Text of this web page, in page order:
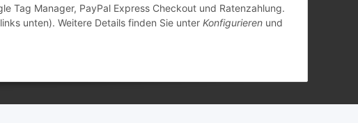
Tag Manager, PayPal Express Checkout und Ratenzahlung.
unten). Weitere Details finden Sie unter Konfigurieren und